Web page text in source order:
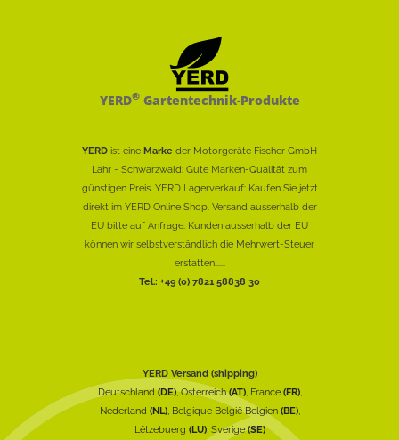
YERD®Gartentechnik-Produkte
YERD ist eine Marke der Motorgeräte Fischer GmbH
Lahr - Schwarzwald: Gute Marken-Qualität zum
günstigen Preis. YERD Lagerverkauf: Kaufen Sie jetzt
direkt im YERD Online Shop. Versand ausserhalb der
EU bitte auf Anfrage. Kunden ausserhalb der EU
können wir selbstverständlich die Mehrwert-Steuer
erstatten......
Tel.: +49 (0) 7821 58838 30
YERD Versand (shipping)
Deutschland(DE), Österreich(AT), France (FR),
Nederland (NL), Belgique België Belgien (BE),
Lëtzebuerg (LU), Sverige(SE)